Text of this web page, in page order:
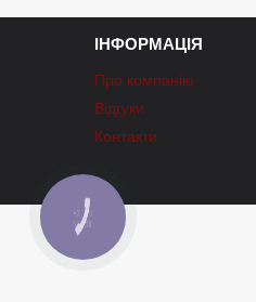
ІНФОРМАЦІЯ
Про компанію
Відгуки
Контакти
КНОПКА
ЗВ'ЯЗКУ